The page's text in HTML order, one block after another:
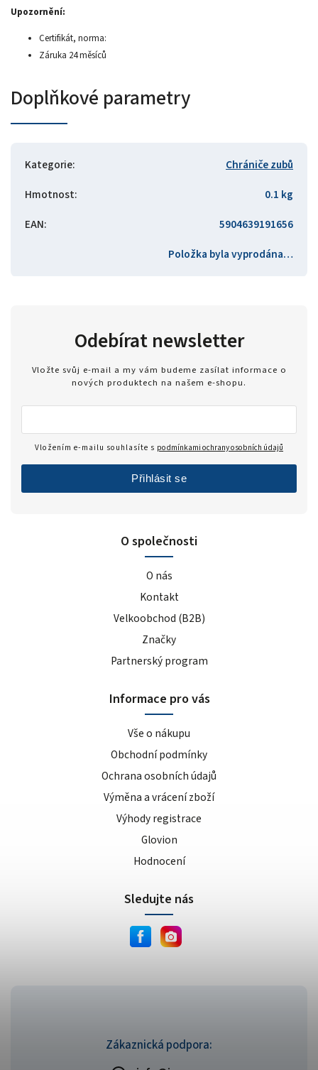
Upozornění:
Certifikát, norma:
Záruka 24 měsíců
Doplňkové parametry
Kategorie:
Chrániče zubů
Hmotnost:
0.1 kg
EAN:
5904639191656
Položka byla vyprodána…
Zákaznická podpora:
O společnosti
O nás
Kontakt
Velkoobchod (B2B)
Značky
Partnerský program
Informace pro vás
Vše o nákupu
Obchodní podmínky
Ochrana osobních údajů
Výměna a vrácení zboží
Výhody registrace
Glovion
Hodnocení
Odebírat newsletter
Vložte svůj e-mail a my vám budeme zasílat informace o
nových produktech na našem e-shopu.
Vložením e-mailu souhlasíte s podmínkami ochrany osobních údajů
Přihlásit se
Sledujte nás